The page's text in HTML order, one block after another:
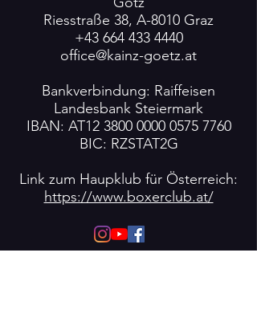
Riesstraße 38, A-8010 Graz
+43 664 433 4440
office@kainz-goetz.at
Bankverbindung: Raiffeisen
Landesbank Steiermark
IBAN: AT12 3800 0000 0575 7760
BIC: RZSTAT2G
Link zum Haupklub für Österreich:
https://www.boxerclub.at/